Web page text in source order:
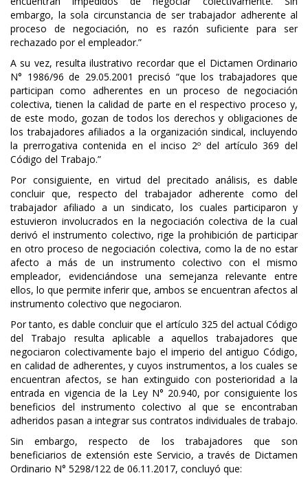
embargo, la sola circunstancia de ser trabajador adherente al
proceso de negociación, no es razón suficiente para ser
rechazado por el empleador.”
A su vez, resulta ilustrativo recordar que el Dictamen Ordinario
N° 1986/96 de 29.05.2001 precisó “que los trabajadores que
participan como adherentes en un proceso de negociación
colectiva, tienen la calidad de parte en el respectivo proceso y,
de este modo, gozan de todos los derechos y obligaciones de
los trabajadores afiliados a la organización sindical, incluyendo
la prerrogativa contenida en el inciso 2º del artículo 369 del
Código del Trabajo.”
Por consiguiente, en virtud del precitado análisis, es dable
concluir que, respecto del trabajador adherente como del
trabajador afiliado a un sindicato, los cuales participaron y
estuvieron involucrados en la negociación colectiva de la cual
derivó el instrumento colectivo, rige la prohibición de participar
en otro proceso de negociación colectiva, como la de no estar
afecto a más de un instrumento colectivo con el mismo
empleador, evidenciándose una semejanza relevante entre
ellos, lo que permite inferir que, ambos se encuentran afectos al
instrumento colectivo que negociaron.
Por tanto, es dable concluir que el artículo 325 del actual Código
del Trabajo resulta aplicable a aquellos trabajadores que
negociaron colectivamente bajo el imperio del antiguo Código,
en calidad de adherentes, y cuyos instrumentos, a los cuales se
encuentran afectos, se han extinguido con posterioridad a la
entrada en vigencia de la Ley N° 20.940, por consiguiente los
beneficios del instrumento colectivo al que se encontraban
adheridos pasan a integrar sus contratos individuales de trabajo.
Sin embargo, respecto de los trabajadores que son
beneficiarios de extensión este Servicio, a través de Dictamen
Ordinario N° 5298/122 de 06.11.2017, concluyó que: